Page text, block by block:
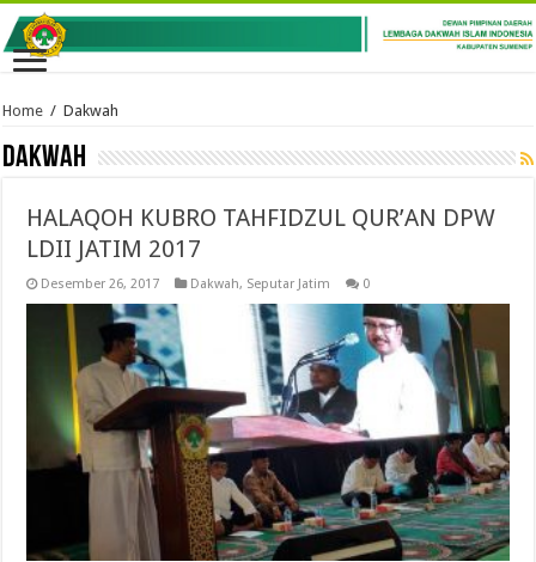
Home / Dakwah
Dakwah
HALAQOH KUBRO TAHFIDZUL QUR’AN DPW
LDII JATIM 2017
Desember 26, 2017 Dakwah, Seputar Jatim 0